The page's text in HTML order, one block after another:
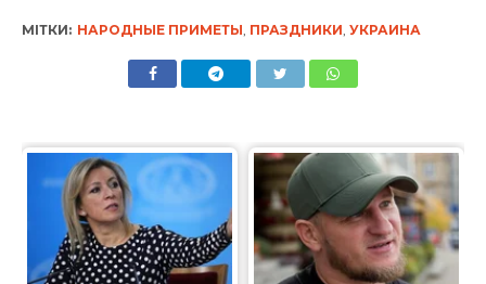
МІТКИ: НАРОДНЫЕ ПРИМЕТЫ ПРАЗДНИКИ УКРАИНА